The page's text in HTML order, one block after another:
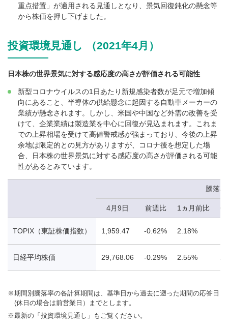
重点措置」が適用される見通しとなり、景気回復鈍化の懸念等
から株価を押し下げました。
投資環境見通し （2021年4月）
日本株の世界景気に対する感応度の高さが評価される可能性
新型コロナウイルスの1日あたり新規感染者数が足元で増加傾
向にあること、半導体の供給懸念に起因する自動車メーカーの
業績が懸念されます。しかし、米国や中国など外需の改善を受
けて、企業業績は製造業を中心に回復が見込まれます。これま
での上昇相場を受けて高値警戒感が強まっており、今後の上昇
余地は限定的との見方がありますが、コロナ後を想定した場
合、日本株の世界景気に対する感応度の高さが評価される可能
性があるとみています。
騰落率
4月9日 前週比 1ヵ月前比 6
TOPIX（東証株価指数） 1,959.47 -0.62% 2.18%
日経平均株価 29,768.06 -0.29% 2.55%
※期間別騰落率の各計算期間は、基準日から過去に遡った期間の応答日
(休日の場合は前営業日）までとします。
※最新の「投資環境見通し」もご覧ください。